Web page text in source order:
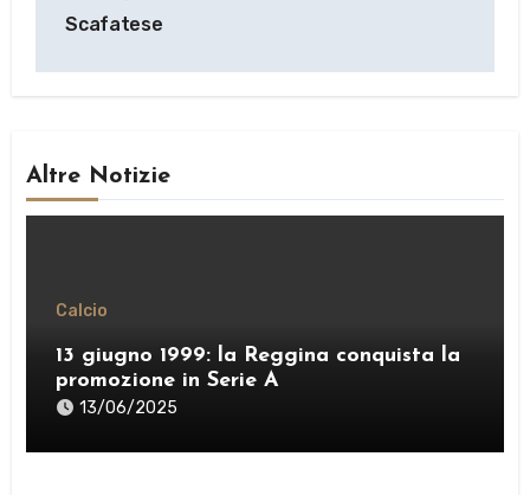
Scafatese
Altre Notizie
Calcio
13 giugno 1999: la Reggina conquista la
promozione in Serie A
13/06/2025